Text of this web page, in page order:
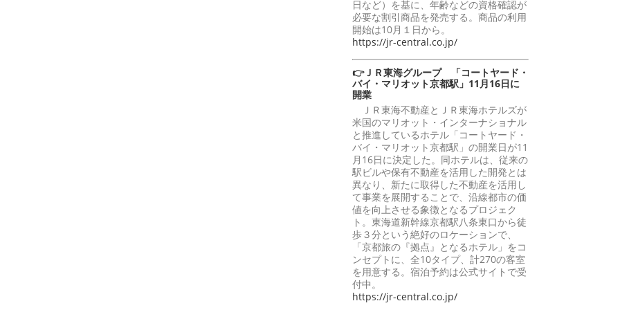
日など）を基に、年齢などの資格確認が
必要な割引商品を発売する。商品の利用
開始は10月１日から。
https://jr-central.co.jp/
👉ＪＲ東海グループ 「コートヤード・
バイ・マリオット京都駅」11月16日に
開業
ＪＲ東海不動産とＪＲ東海ホテルズが
米国のマリオット・インターナショナル
と推進しているホテル「コートヤード・
バイ・マリオット京都駅」の開業日が11
月16日に決定した。同ホテルは、従来の
駅ビルや保有不動産を活用した開発とは
異なり、新たに取得した不動産を活用し
て事業を展開することで、沿線都市の価
値を向上させる象徴となるプロジェク
ト。東海道新幹線京都駅八条東口から徒
歩３分という絶好のロケーションで、
「京都旅の『拠点』となるホテル」をコ
ンセプトに、全10タイプ、計270の客室
を用意する。宿泊予約は公式サイトで受
付中。
https://jr-central.co.jp/